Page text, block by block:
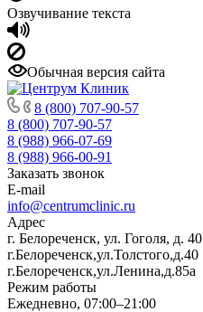
Озвучивание текста
Обычная версия сайта
8 (800) 707-90-57
8 (800) 707-90-57
8 (988) 966-07-69
8 (988) 966-00-91
Заказать звонок
E-mail
info@centrumclinic.ru
Адрес
г. Белореченск, ул. Гоголя, д. 40
г.Белореченск,ул.Толстого,д.40
г.Белореченск,ул.Ленина,д.85а
Режим работы
Ежедневно, 07:00–21:00